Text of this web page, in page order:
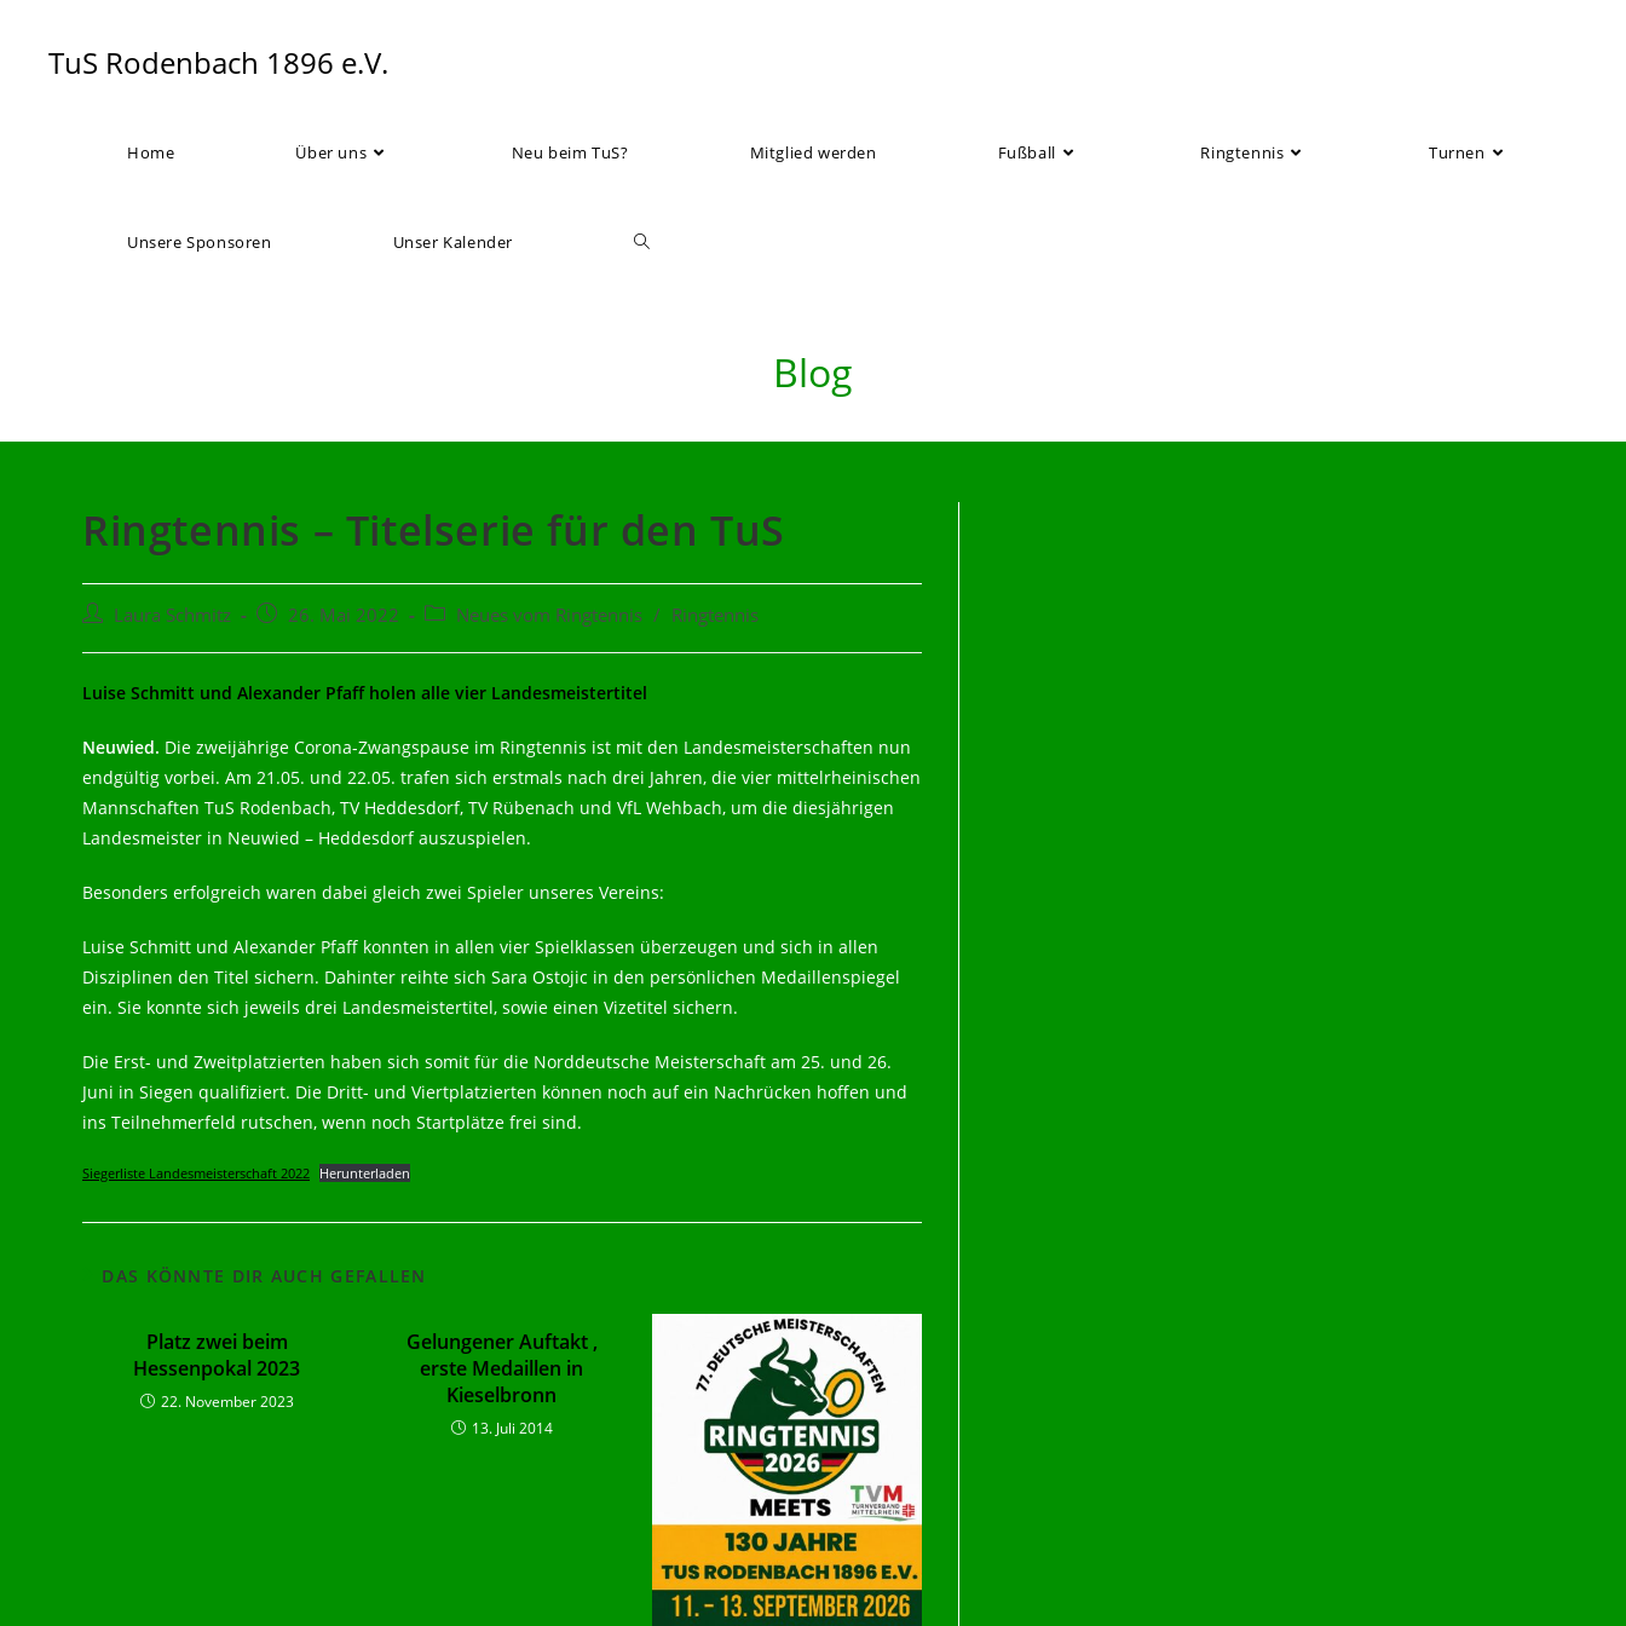
springenTuS Rodenbach 1896 e.V.
Home Über uns Neu beim TuS? Mitglied werden Fußball Ringtennis Turnen
Unsere Sponsoren Unser Kalender Toggle
Blog
Ringtennis – Titelserie für den TuS
Beitrags-
Laura Schmitz
Beitrag26. Mai 2022
Beitrags-
Neues vom Ringtennis / Ringtennis
Luise Schmitt und Alexander Pfaff holen alle vier Landesmeistertitel
Neuwied. Die zweijährige Corona-Zwangspause im Ringtennis ist mit den Landesmeisterschaften nun
endgültig vorbei. Am 21.05. und 22.05. trafen sich erstmals nach drei Jahren, die vier mittelrheinischen
Mannschaften TuS Rodenbach, TV Heddesdorf, TV Rübenach und VfL Wehbach, um die diesjährigen
Landesmeister in Neuwied – Heddesdorf auszuspielen.
Besonders erfolgreich waren dabei gleich zwei Spieler unseres Vereins:
Luise Schmitt und Alexander Pfaff konnten in allen vier Spielklassen überzeugen und sich in allen
Disziplinen den Titel sichern. Dahinter reihte sich Sara Ostojic in den persönlichen Medaillenspiegel
ein. Sie konnte sich jeweils drei Landesmeistertitel, sowie einen Vizetitel sichern.
Die Erst- und Zweitplatzierten haben sich somit für die Norddeutsche Meisterschaft am 25. und 26.
Juni in Siegen qualifiziert. Die Dritt- und Viertplatzierten können noch auf ein Nachrücken hoffen und
ins Teilnehmerfeld rutschen, wenn noch Startplätze frei sind.
Siegerliste Landesmeisterschaft 2022 Herunterladen
DAS KÖNNTE DIR AUCH GEFALLEN
Platz zwei beim
Hessenpokal 2023
22. November 2023
Gelungener Auftakt ,
erste Medaillen in
Kieselbronn
13. Juli 2014